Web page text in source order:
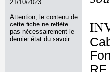
21/10/2023
Attention, le contenu de
cette fiche ne reflète
pas nécessairement le
dernier état du savoir.
RF